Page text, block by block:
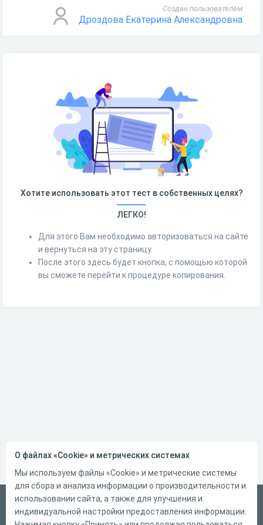
Создан пользователем
Дроздова Екатерина Александровна
Хотите использовать этот тест в собственных целях?
ЛЕГКО!
Для этого Вам необходимо авторизоваться на сайте
и вернуться на эту страницу.
После этого здесь будет кнопка, с помощью которой
вы сможете перейти к процедуре копирования.
Русский
Справка
О файлах «Cookie» и метрических системах
Мы используем файлы «Cookie» и метрические системы
для сбора и анализа информации о производительности и
использовании сайта, а также для улучшения и
индивидуальной настройки предоставления информации.